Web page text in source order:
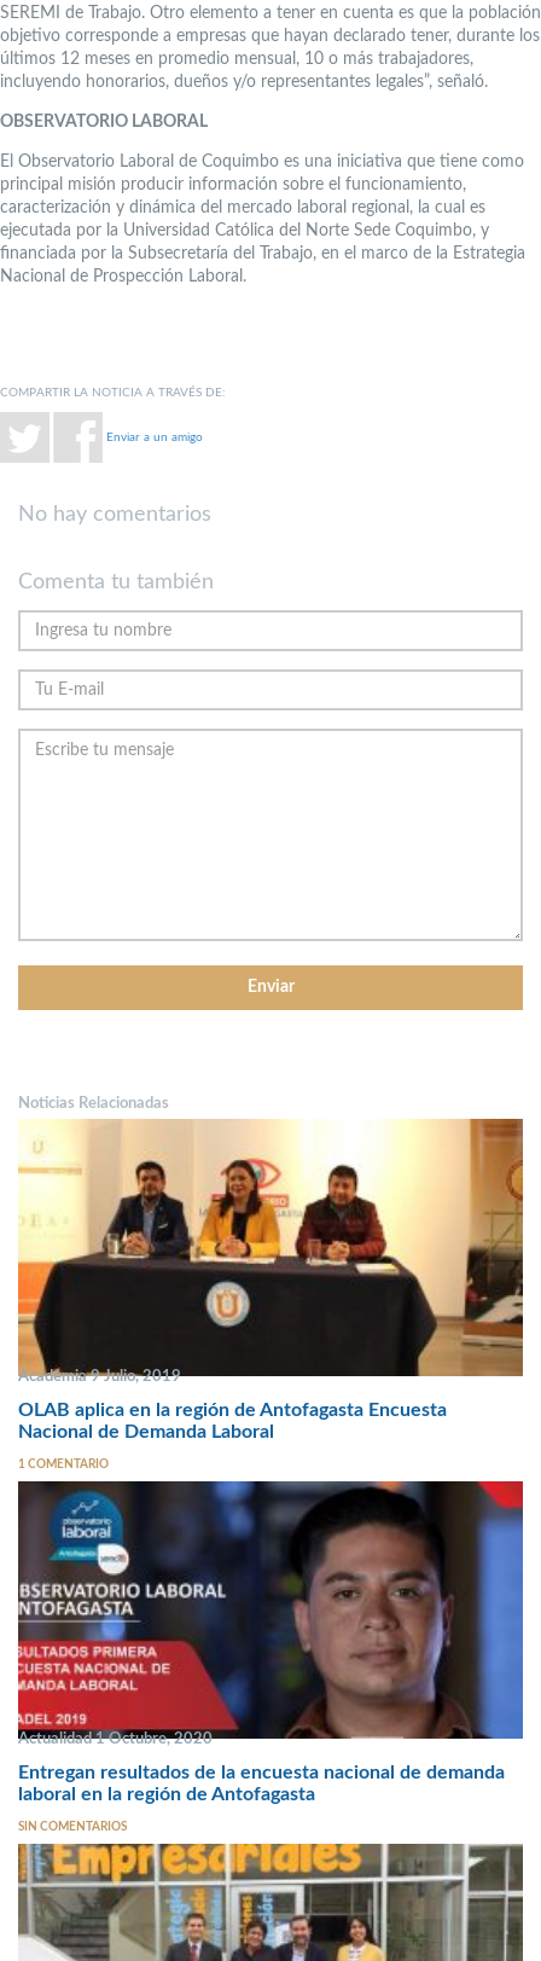
SEREMI de Trabajo. Otro elemento a tener en cuenta es que la población
objetivo corresponde a empresas que hayan declarado tener, durante los
últimos 12 meses en promedio mensual, 10 o más trabajadores,
incluyendo honorarios, dueños y/o representantes legales”, señaló.
OBSERVATORIO LABORAL
El Observatorio Laboral de Coquimbo es una iniciativa que tiene como
principal misión producir información sobre el funcionamiento,
caracterización y dinámica del mercado laboral regional, la cual es
ejecutada por la Universidad Católica del Norte Sede Coquimbo, y
financiada por la Subsecretaría del Trabajo, en el marco de la Estrategia
Nacional de Prospección Laboral.
COMPARTIR LA NOTICIA A TRAVÉS DE:
Enviar a un amigo
No hay comentarios
Comenta tu también
Noticias Relacionadas
Academia 9 Julio, 2019
OLAB aplica en la región de Antofagasta Encuesta
Nacional de Demanda Laboral
1 COMENTARIO
Actualidad 1 Octubre, 2020
Entregan resultados de la encuesta nacional de demanda
laboral en la región de Antofagasta
SIN COMENTARIOS